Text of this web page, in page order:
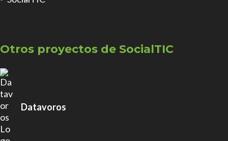
Otros proyectos de SocialTIC
Datavoros